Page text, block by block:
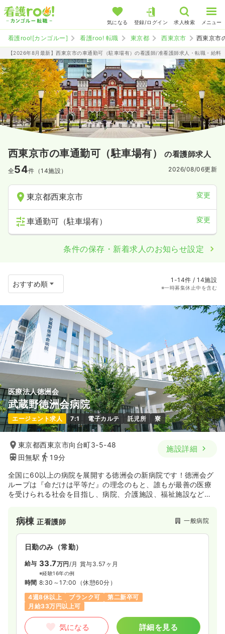
気になる 登録/ログイン 求人検索 メニュー
看護roo![カンゴルー] 看護roo! 転職 東京都 西東京市 西東京市
【2026年8月最新】西東京市の車通勤可（駐車場有）の看護師/准看護師求人・転職・給料
西東京市の車通勤可（駐車場有） の看護師求人
全54件（14施設） 2026/08/06更新
東京都西東京市 変更
車通勤可（駐車場有） 変更
条件の保存・新着求人のお知らせ設定
1-14件 / 14施設
※一時募集休止中を含む
医療法人徳洲会
武蔵野徳洲会病院
エージェント求人 7:1 電子カルテ 託児所 寮
東京都西東京市向台町3-5-48
田無駅
19分
施設詳細
全国に60以上の病院を展開する徳洲会の新病院です！徳洲会グ
ループは『命だけは平等だ』の理念のもと、誰もが最善の医療
を受けられる社会を目指し、病院、介護施設、福祉施設などを
病棟正看護師 一般病院
日勤のみ（常勤）
給与 33.7万円 /月 賞与3.57ヶ月
※経験16年の例
時間 8:30～17:00 （休憩60分）
4週8休以上
ブランク可
第二新卒可
月給33万円以上可
気になる 詳細を見る